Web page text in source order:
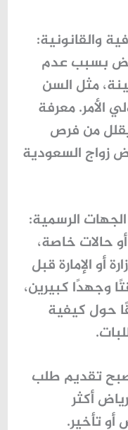
والقانونية:
بسبب عدم
مثل السن
الأمر. معرفة
من فرص
زواج السعودية
الرسمية:
حالات خاصة،
أو الإمارة قبل
وجهدًا كبيرين،
حول كيفية
تقديم طلب
أكثر
تأخير.